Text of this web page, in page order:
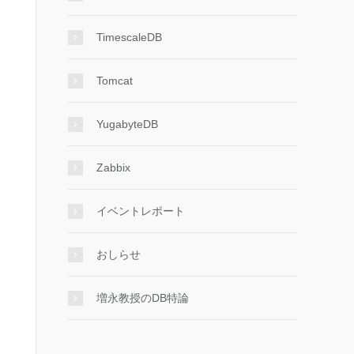
TimescaleDB
Tomcat
YugabyteDB
Zabbix
イベントレポート
おしらせ
増永教授のDB特論